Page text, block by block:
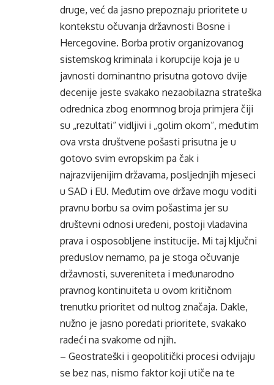
druge, već da jasno prepoznaju prioritete u
kontekstu očuvanja državnosti Bosne i
Hercegovine. Borba protiv organizovanog
sistemskog kriminala i korupcije koja je u
javnosti dominantno prisutna gotovo dvije
decenije jeste svakako nezaobilazna strateška
odrednica zbog enormnog broja primjera čiji
su „rezultati“ vidljivi i „golim okom“, međutim
ova vrsta društvene pošasti prisutna je u
gotovo svim evropskim pa čak i
najrazvijenijim državama, posljednjih mjeseci
u SAD i EU. Međutim ove države mogu voditi
pravnu borbu sa ovim pošastima jer su
društevni odnosi uređeni, postoji vladavina
prava i osposobljene institucije. Mi taj ključni
preduslov nemamo, pa je stoga očuvanje
državnosti, suvereniteta i međunarodno
pravnog kontinuiteta u ovom kritičnom
trenutku prioritet od nultog značaja. Dakle,
nužno je jasno poredati prioritete, svakako
radeći na svakome od njih.
– Geostrateški i geopolitički procesi odvijaju
se bez nas, nismo faktor koji utiče na te